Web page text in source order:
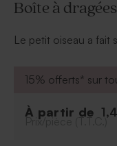
Boîte à
Le petit oiseau a fait
souvenir pour la
disponibles.
15% offerts* sur
À partir de
Prix/pièce (T.T.C.)